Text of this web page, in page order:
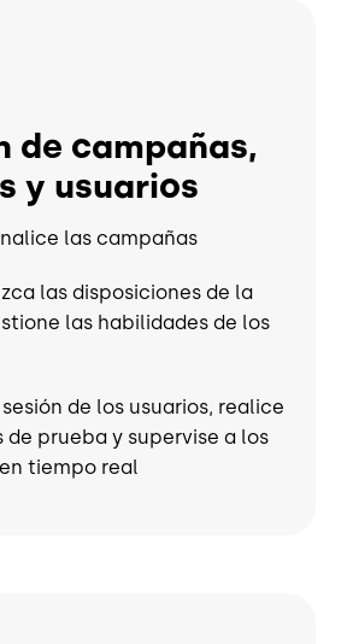
de campañas,
y usuarios
las campañas
las disposiciones de la
las habilidades de los
de los usuarios, realice
de prueba y supervise a los
tiempo real